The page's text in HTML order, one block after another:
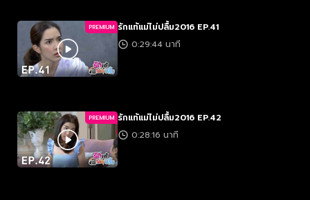
PREMIUM รักแท้แม่ไม่ปลื้ม2016 EP.41
0:29:44 นาที
PREMIUM รักแท้แม่ไม่ปลื้ม2016 EP.42
0:28:16 นาที